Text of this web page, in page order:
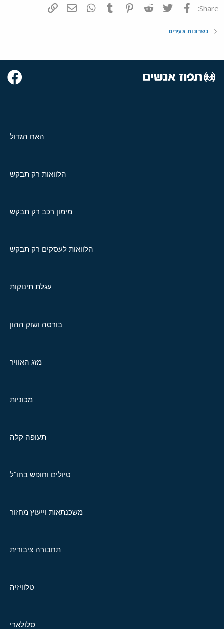
Share: פייסבוק Twitter
Reddit
Pinterest
Tumblr
WhatsAppדואר אלקטרוני
כשרונות צעירים
האח הגדול
הלוואות רק תבקש
מימון רכב רק תבקש
הלוואות לעסקים רק תבקש
עגלת תינוקות
בורסה ושוק ההון
מזג האוויר
מכוניות
תעופה קלה
טיולים וחופש בחו"ל
משכנתאות וייעוץ מחזור
תחבורה ציבורית
טלוויזיה
סלולארי